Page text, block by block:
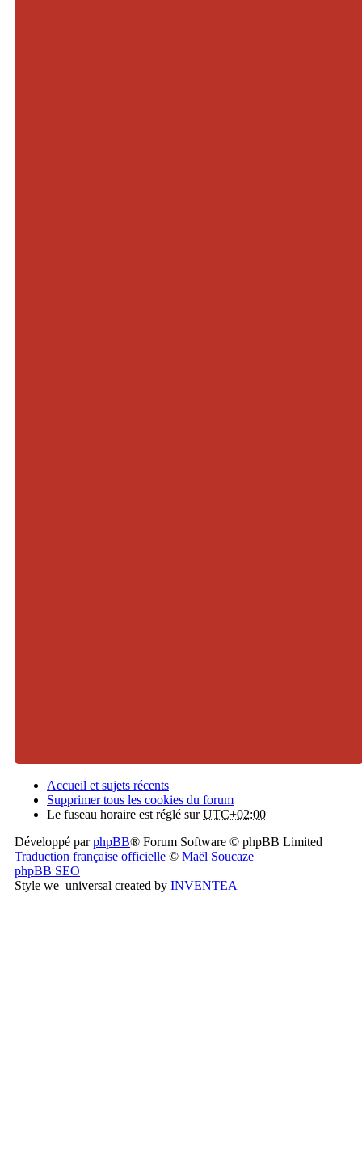
Accueil et sujets récents
Supprimer tous les cookies du forum
Le fuseau horaire est réglé surUTC+02:00
Développé parphpBB® Forum Software © phpBB Limited
Traduction française officielle © Maël Soucaze
phpBB SEO
Style we_universal created by INVENTEA